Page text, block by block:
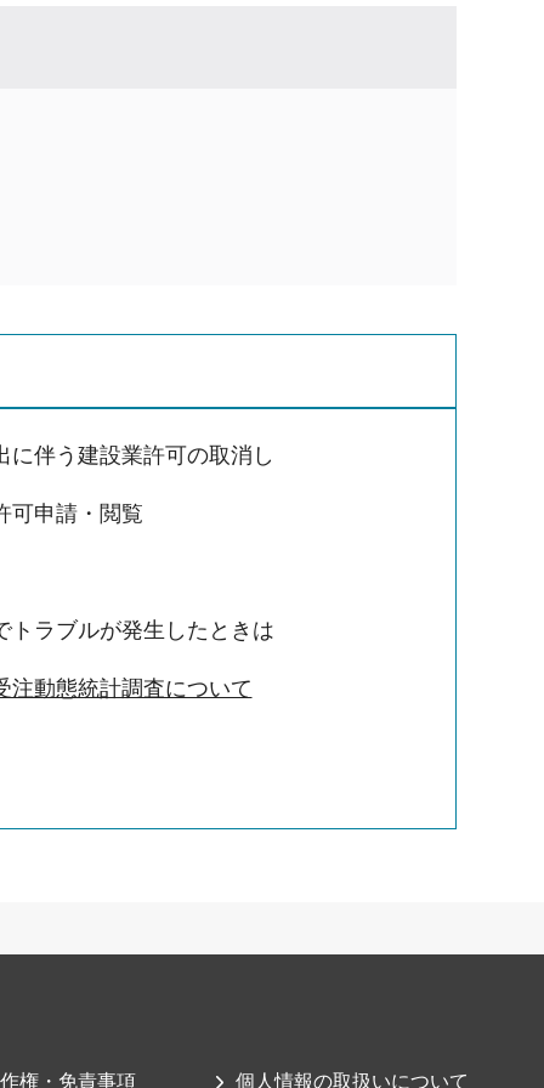
に伴う建設業許可の取消し
可申請・閲覧
トラブルが発生したときは
注動態統計調査について
権・免責事項 個人情報の取扱いについて